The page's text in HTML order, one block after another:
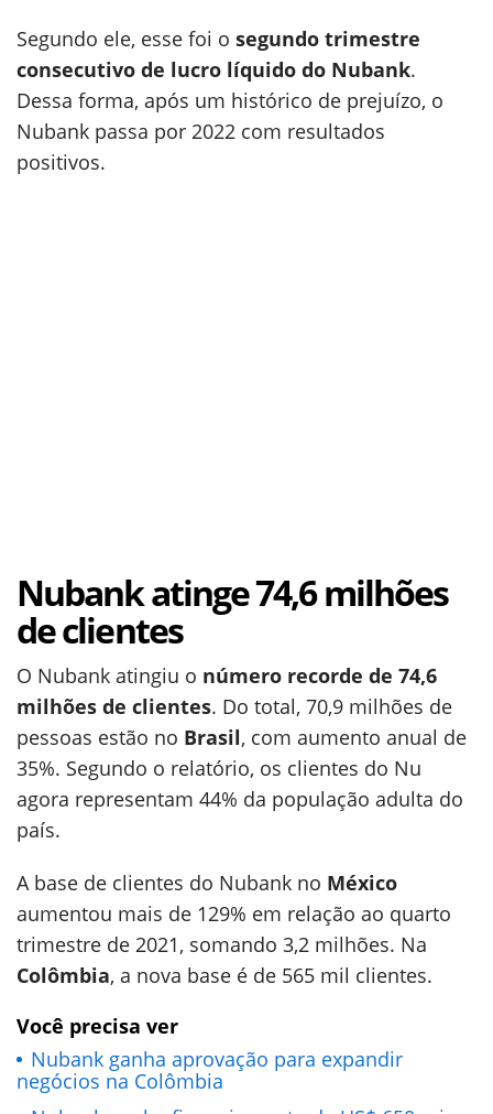
Segundo ele, esse foi o segundo trimestre
consecutivo de lucro líquido do Nubank.
Dessa forma, após um histórico de prejuízo, o
Nubank passa por 2022 com resultados
positivos.
Nubank atinge 74,6 milhões
de clientes
O Nubank atingiu o número recorde de 74,6
milhões de clientes. Do total, 70,9 milhões de
pessoas estão no Brasil, com aumento anual de
35%. Segundo o relatório, os clientes do Nu
agora representam 44% da população adulta do
país.
A base de clientes do Nubank no México
aumentou mais de 129% em relação ao quarto
trimestre de 2021, somando 3,2 milhões. Na
Colômbia, a nova base é de 565 mil clientes.
Você precisa ver
Nubank ganha aprovação para expandir
negócios na Colômbia